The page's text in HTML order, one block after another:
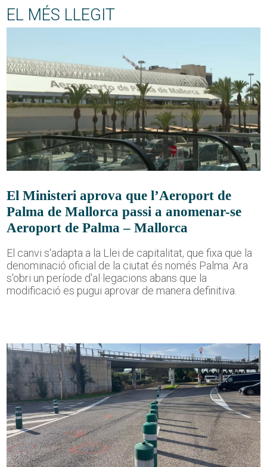
EL MÉS LLEGIT
El Ministeri aprova que l’Aeroport de
Palma de Mallorca passi a anomenar-se
Aeroport de Palma – Mallorca
El canvi s'adapta a la Llei de capitalitat, que fixa que la
denominació oficial de la ciutat és només Palma. Ara
s'obri un període d'al·legacions abans que la
modificació es pugui aprovar de manera definitiva.